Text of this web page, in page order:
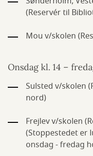
(Reservér til
Mou v/skolen
Onsdag kl. 14 –
Sulsted v/skolen
nord)
Frejlev v/skolen
(Stoppestedet er
onsdag - fredag